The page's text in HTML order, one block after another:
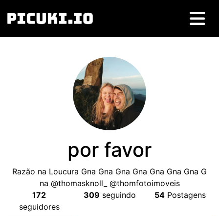
por favor
Razão na Loucura Gna Gna Gna Gna Gna Gna Gna G
na @thomasknoll_ @thomfotoimoveis
172
seguidores
309 seguindo 54Postagens